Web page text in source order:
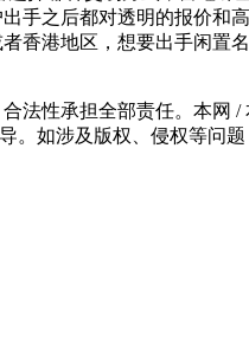
手之后都对透明的报价和
香港地区，想要出手闲置
性承担全部责任。本网 /
如涉及版权、侵权等问